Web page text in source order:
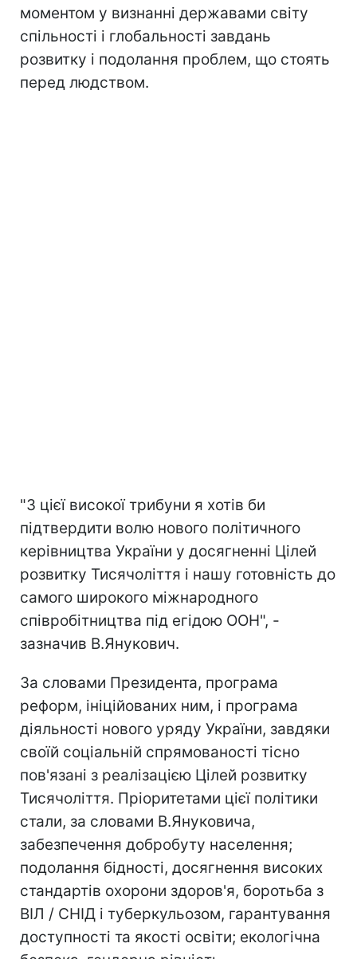
моментом у визнанні державами світу
спільності і глобальності завдань
розвитку і подолання проблем, що стоять
перед людством.
"З цієї високої трибуни я хотів би
підтвердити волю нового політичного
керівництва України у досягненні Цілей
розвитку Тисячоліття і нашу готовність до
самого широкого міжнародного
співробітництва під егідою ООН", -
зазначив В.Янукович.
За словами Президента, програма
реформ, ініційованих ним, і програма
діяльності нового уряду України, завдяки
своїй соціальній спрямованості тісно
пов'язані з реалізацією Цілей розвитку
Тисячоліття. Пріоритетами цієї політики
стали, за словами В.Януковича,
забезпечення добробуту населення;
подолання бідності, досягнення високих
стандартів охорони здоров'я, боротьба з
ВІЛ / СНІД і туберкульозом, гарантування
доступності та якості освіти; екологічна